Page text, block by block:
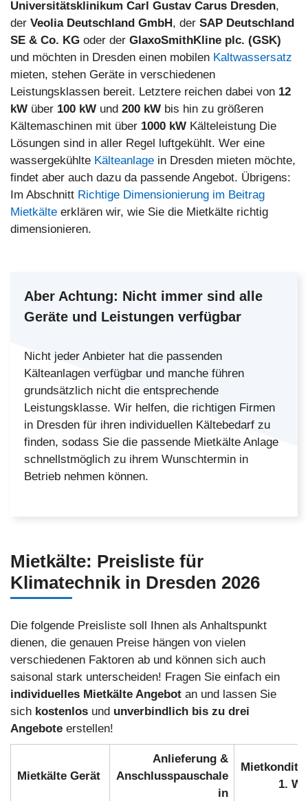
Universitätsklinikum Carl Gustav Carus Dresden,
der Veolia Deutschland GmbH, der SAP Deutschland
SE & Co. KG oder der GlaxoSmithKline plc. (GSK)
und möchten in Dresden einen mobilen Kaltwassersatz
mieten, stehen Geräte in verschiedenen
Leistungsklassen bereit. Letztere reichen dabei von 12
kW über 100 kW und 200 kW bis hin zu größeren
Kältemaschinen mit über 1000 kW Kälteleistung Die
Lösungen sind in aller Regel luftgekühlt. Wer eine
wassergekühlte Kälteanlage in Dresden mieten möchte,
findet aber auch dazu da passende Angebot. Übrigens:
Im Abschnitt Richtige Dimensionierung im Beitrag
Mietkälte erklären wir, wie Sie die Mietkälte richtig
dimensionieren.
Aber Achtung: Nicht immer sind alle
Geräte und Leistungen verfügbar
Nicht jeder Anbieter hat die passenden
Kälteanlagen verfügbar und manche führen
grundsätzlich nicht die entsprechende
Leistungsklasse. Wir helfen, die richtigen Firmen
in Dresden für ihren individuellen Kältebedarf zu
finden, sodass Sie die passende Mietkälte Anlage
schnellstmöglich zu ihrem Wunschtermin in
Betrieb nehmen können.
Mietkälte: Preisliste für
Klimatechnik in Dresden 2026
Die folgende Preisliste soll Ihnen als Anhaltspunkt
dienen, die genauen Preise hängen von vielen
verschiedenen Faktoren ab und können sich auch
saisonal stark unterscheiden! Fragen Sie einfach ein
individuelles Mietkälte Angebot an und lassen Sie
sich kostenlos und unverbindlich bis zu drei
Angebote erstellen!
Mietkälte Gerät
Anlieferung &
Anschlusspauschale
in
1.